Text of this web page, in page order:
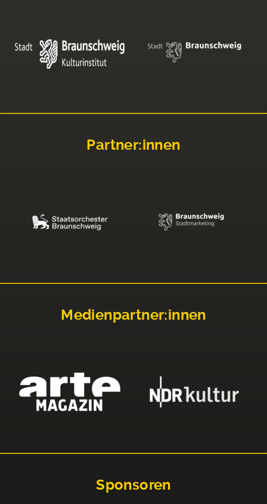
Partner:innen
Medienpartner:innen
Sponsoren